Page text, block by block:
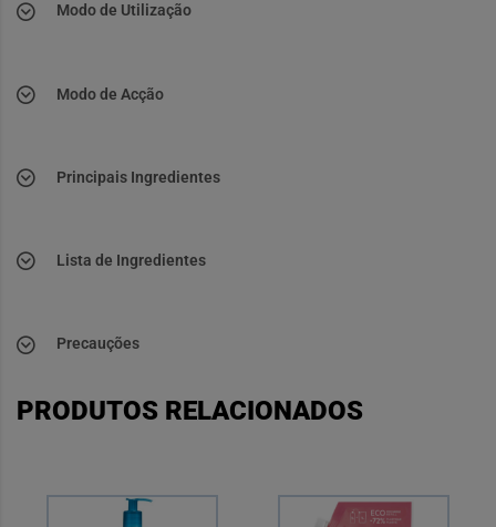
Modo de Utilização
Modo de Acção
Principais Ingredientes
Lista de Ingredientes
Precauções
PRODUTOS RELACIONADOS